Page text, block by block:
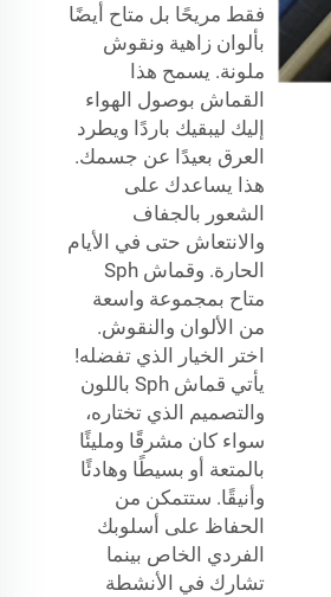
فقط مريحًا بل متاح أيضًا
بألوان زاهية ونقوش
ملونة. يسمح هذا
القماش بوصول الهواء
إليك ليبقيك باردًا ويطرد
العرق بعيدًا عن جسمك.
هذا يساعدك على
الشعور بالجفاف
والانتعاش حتى في الأيام
الحارة. وقماش Sph
متاح بمجموعة واسعة
من الألوان والنقوش.
اختر الخيار الذي تفضله!
يأتي قماش Sph باللون
والتصميم الذي تختاره،
سواء كان مشرقًا ومليئًا
بالمتعة أو بسيطًا وهادئًا
وأنيقًا. ستتمكن من
الحفاظ على أسلوبك
الفردي الخاص بينما
تشارك في الأنشطة